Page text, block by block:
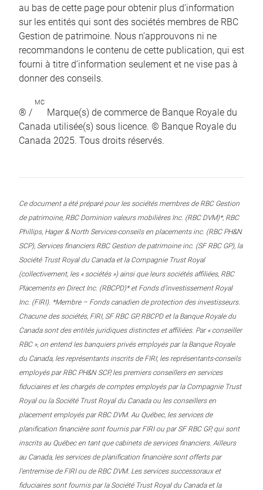
au bas de cette page pour obtenir plus d’information
sur les entités qui sont des sociétés membres de RBC
Gestion de patrimoine. Nous n’approuvons ni ne
recommandons le contenu de cette publication, qui est
fourni à titre d’information seulement et ne vise pas à
donner des conseils.
® /
MC
Marque(s) de commerce de Banque Royale du
Canada utilisée(s) sous licence. © Banque Royale du
Canada 2025. Tous droits réservés.
Ce document a été préparé pour les sociétés membres de RBC Gestion
de patrimoine, RBC Dominion valeurs mobilières Inc. (RBC DVM)*, RBC
Phillips, Hager & North Services-conseils en placements inc. (RBC PH&N
SCP), Services financiers RBC Gestion de patrimoine inc. (SF RBC GP), la
Société Trust Royal du Canada et la Compagnie Trust Royal
(collectivement, les « sociétés ») ainsi que leurs sociétés affiliées, RBC
Placements en Direct Inc. (RBCPD)* et Fonds d’investissement Royal
Inc. (FIRI). *Membre – Fonds canadien de protection des investisseurs.
Chacune des sociétés, FIRI, SF RBC GP, RBCPD et la Banque Royale du
Canada sont des entités juridiques distinctes et affiliées. Par « conseiller
RBC », on entend les banquiers privés employés par la Banque Royale
du Canada, les représentants inscrits de FIRI, les représentants-conseils
employés par RBC PH&N SCP, les premiers conseillers en services
fiduciaires et les chargés de comptes employés par la Compagnie Trust
Royal ou la Société Trust Royal du Canada ou les conseillers en
placement employés par RBC DVM. Au Québec, les services de
planification financière sont fournis par FIRI ou par SF RBC GP, qui sont
inscrits au Québec en tant que cabinets de services financiers. Ailleurs
au Canada, les services de planification financière sont offerts par
l’entremise de FIRI ou de RBC DVM. Les services successoraux et
fiduciaires sont fournis par la Société Trust Royal du Canada et la